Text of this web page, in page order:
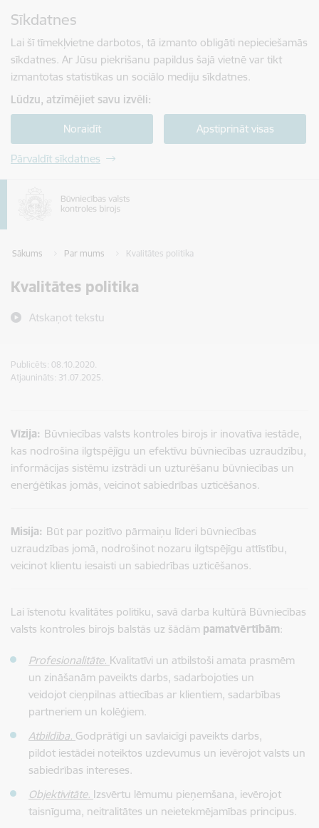
Sīkdatnes
Lai šī tīmekļvietne darbotos, tā izmanto obligāti nepieciešamās
sīkdatnes. Ar Jūsu piekrišanu papildus šajā vietnē var tikt
izmantotas statistikas un sociālo mediju sīkdatnes.
Lūdzu, atzīmējiet savu izvēli:
Noraidīt Apstiprināt visas
Pārvaldīt sīkdatnes
Sākums Par mums Kvalitātes politika
Kvalitātes politika
Atskaņot tekstu
Publicēts: 08.10.2020.
Atjaunināts: 31.07.2025.
Vīzija: Būvniecības valsts kontroles birojs ir inovatīva iestāde,
kas nodrošina ilgtspējīgu un efektīvu būvniecības uzraudzību,
informācijas sistēmu izstrādi un uzturēšanu būvniecības un
enerģētikas jomās, veicinot sabiedrības uzticēšanos.
Misija: Būt par pozitīvo pārmaiņu līderi būvniecības
uzraudzības jomā, nodrošinot nozaru ilgtspējīgu attīstību,
veicinot klientu iesaisti un sabiedrības uzticēšanos.
Lai īstenotu kvalitātes politiku, savā darba kultūrā Būvniecības
valsts kontroles birojs balstās uz šādām pamatvērtībām:
Profesionalitāte. Kvalitatīvi un atbilstoši amata prasmēm
un zināšanām paveikts darbs, sadarbojoties un
veidojot cieņpilnas attiecības ar klientiem, sadarbības
partneriem un kolēģiem.
Atbildība. Godprātīgi un savlaicīgi paveikts darbs,
pildot iestādei noteiktos uzdevumus un ievērojot valsts un
sabiedrības intereses.
Objektivitāte. Izsvērtu lēmumu pieņemšana, ievērojot
taisnīguma, neitralitātes un neietekmējamības principus.